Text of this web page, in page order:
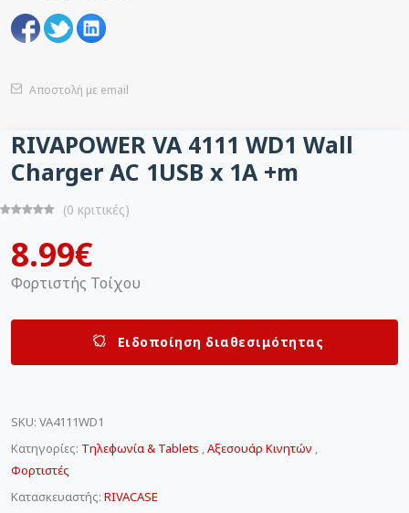
Αποστολή με email
RIVAPOWER VA 4111 WD1 Wall
Charger AC 1USB x 1A +m
(0 κριτικές)
8.99€
Φορτιστής Τοίχου
Ειδοποίηση διαθεσιμότητας
SKU: VA4111WD1
Κατηγορίες: Τηλεφωνία & Tablets ,Αξεσουάρ Κινητών ,
Φορτιστές
Κατασκευαστής: RIVACASE